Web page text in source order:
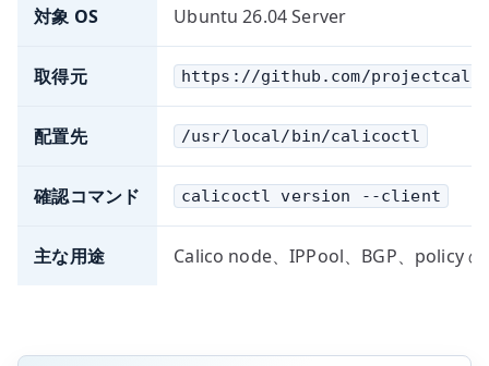
対象 OS Ubuntu 26.04 Server
取得元 https://github.com/
配置先 /usr/local/bin/calicoctl
確認コマンド calicoctl version --client
主な用途 Calico node、IPPool、BGP、policy